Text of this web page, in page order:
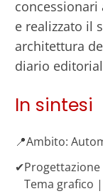
concessionari
e realizzato il
architettura
diario
In sintesi
📍Ambito:
✔
Tema grafico